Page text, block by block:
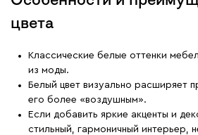
цвета
Классические белые оттенки
из моды.
Белый цвет визуально расширяет
его более «воздушным».
Если добавить яркие акценты и
стильный, гармоничный интерьер,